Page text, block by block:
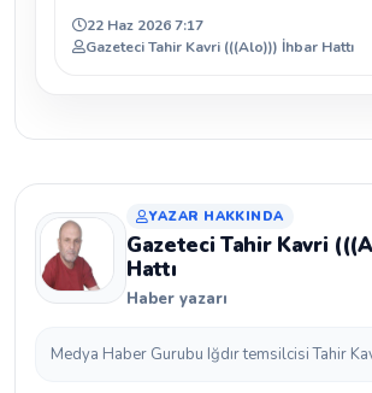
22 Haz 2026 7:17
Gazeteci Tahir Kavri (((Alo))) İhbar Hattı
YAZAR HAKKINDA
Gazeteci Tahir Kavri
Hattı
Haber yazarı
Medya Haber Gurubu Iğdır temsilcisi Tahir